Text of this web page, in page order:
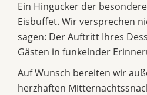
Ein Hingucker der
Eisbuffet. Wir versprechen
sagen: Der Auftritt Ihres
Gästen in funkelnder
Auf Wunsch bereiten wir
herzhaften